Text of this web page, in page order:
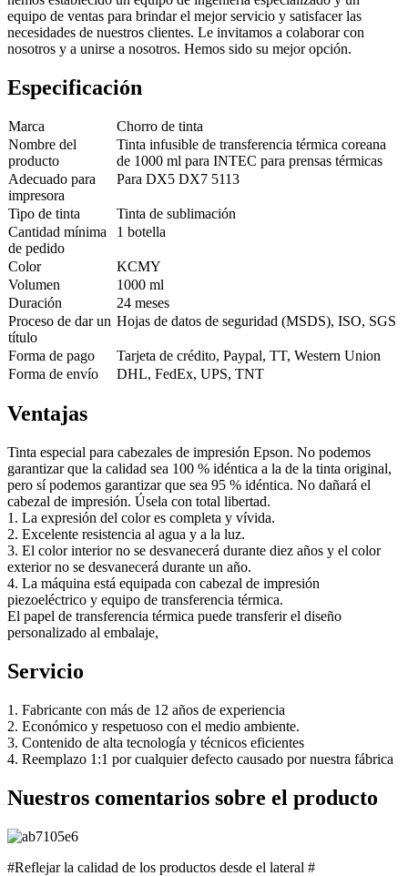
equipo de ventas para brindar el mejor servicio y satisfacer las
necesidades de nuestros clientes. Le invitamos a colaborar con
nosotros y a unirse a nosotros. Hemos sido su mejor opción.
Especificación
Marca
Chorro de tinta
Nombre del
producto
Tinta infusible de transferencia térmica coreana
de 1000 ml para INTEC para prensas térmicas
Adecuado para
impresora
Para DX5 DX7 5113
Tipo de tinta
Tinta de sublimación
Cantidad mínima
de pedido
1 botella
Color
KCMY
Volumen
1000 ml
Duración
24 meses
Proceso de dar un
título
Hojas de datos de seguridad (MSDS), ISO, SGS
Forma de pago
Tarjeta de crédito, Paypal, TT, Western Union
Forma de envío
DHL, FedEx, UPS, TNT
Ventajas
Tinta especial para cabezales de impresión Epson. No podemos
garantizar que la calidad sea 100 % idéntica a la de la tinta original,
pero sí podemos garantizar que sea 95 % idéntica. No dañará el
cabezal de impresión. Úsela con total libertad.
1. La expresión del color es completa y vívida.
2. Excelente resistencia al agua y a la luz.
3. El color interior no se desvanecerá durante diez años y el color
exterior no se desvanecerá durante un año.
4. La máquina está equipada con cabezal de impresión
piezoeléctrico y equipo de transferencia térmica.
El papel de transferencia térmica puede transferir el diseño
personalizado al embalaje,
Servicio
1. Fabricante con más de 12 años de experiencia
2. Económico y respetuoso con el medio ambiente.
3. Contenido de alta tecnología y técnicos eficientes
4. Reemplazo 1:1 por cualquier defecto causado por nuestra fábrica
Nuestros comentarios sobre el producto
#Reflejar la calidad de los productos desde el lateral #